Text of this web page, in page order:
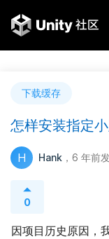
下载缓存
怎样安装指定
H Hank ，6 年前
0
因项目历史原因，